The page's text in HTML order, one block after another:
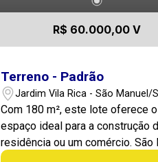
R$ 60.000,00 V
Terreno - Padrão
Jardim Vila Rica - São Manuel/
Com 180 m², este lote oferece o
espaço ideal para a construção
residência ou um comércio. São Manuel
é uma cidade que se destaca pela